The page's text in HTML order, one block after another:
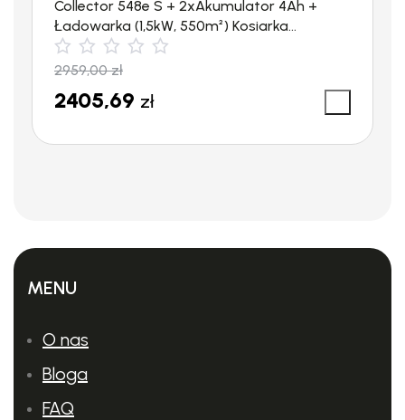
Collector 548e S + 2xAkumulator 4Ah +
Ładowarka (1,5kW, 550m²) Kosiarka
akumulatorowa STIGA
2959,00zł
2405,69 zł
MENU
O nas
Bloga
FAQ